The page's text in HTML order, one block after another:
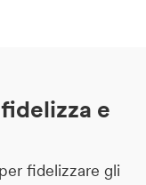
e
fidelizzare gli